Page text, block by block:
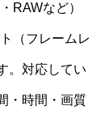
RAWなど）
（フレームレ
。対応してい
・時間・画質